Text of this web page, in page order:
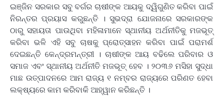
ଇଞ୍ଜିନ ସରକାର ସବୁ ବର୍ଗର ଚାଷୀଙ୍କ ଆୟକୁ ଦ୍ୱିଗୁଣିତ କରିବା ପାଇଁ
ନିରନ୍ତର ପ୍ରୟାସ କରୁଛନ୍ତି । ସୁଭଦ୍ରା ଯୋଜନାରେ ସରକାରଙ୍କ
ଠାରୁ ସହାୟତା ପାଉଥିବା ମହିଳାମାନେ ସ୍ଥାନୀୟ ଅର୍ଥନୀତିକୁ ମଜଭୂତ୍
କରିବା ଭଳି ଏହି ସବୁ ଚାଷକୁ ପ୍ରୋତ୍ସାହନ କରିବା ପାଇଁ ପରାମର୍ଶ
ଦେଇଛନ୍ତି କେନ୍ଦ୍ରମନ୍ତ୍ରୀ । ଚାଷୀଙ୍କ ଆୟ ବଢିଲେ ପରିବାର ଓ
ସମାଜ ଏବଂ ସ୍ଥାନୀୟ ଅର୍ଥନୀତି ମଜଭୂତ୍ ହେବ । ୨୦୩୬ ମସିହା ସୁଦ୍ଧା
ମାଛ ଉତ୍ପାଦନରେ ଆମ ରାଜ୍ୟ ୧ ନମ୍ବର ରାଜ୍ୟରେ ପରିଣତ ହେବା
ଲକ୍ଷ୍ୟରେ କାମ କରିବାକି ଆହ୍ୱାନ କରିଛନ୍ତି ।